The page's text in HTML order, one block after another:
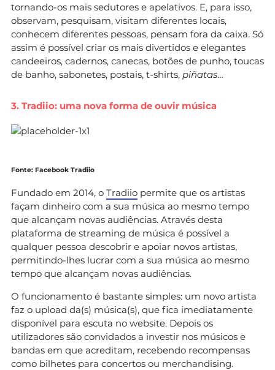
tornando-os mais sedutores e apelativos. E, para isso,
observam, pesquisam, visitam diferentes locais,
conhecem diferentes pessoas, pensam fora da caixa. Só
assim é possível criar os mais divertidos e elegantes
candeeiros, cadernos, canecas, botões de punho, toucas
de banho, sabonetes, postais, t-shirts, piñatas…
3. Tradiio: uma nova forma de ouvir música
Fonte: Facebook Tradiio
Fundado em 2014, o Tradiio permite que os artistas
façam dinheiro com a sua música ao mesmo tempo
que alcançam novas audiências. Através desta
plataforma de streaming de música é possível a
qualquer pessoa descobrir e apoiar novos artistas,
permitindo-lhes lucrar com a sua música ao mesmo
tempo que alcançam novas audiências.
O funcionamento é bastante simples: um novo artista
faz o upload da(s) música(s), que fica imediatamente
disponível para escuta no website. Depois os
utilizadores são convidados a investir nos músicos e
bandas em que acreditam, recebendo recompensas
como bilhetes para concertos ou merchandising.